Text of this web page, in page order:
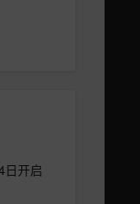
日开启